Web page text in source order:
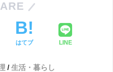
はてブ LINE
生活・暮らし